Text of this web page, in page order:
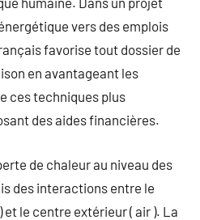
vers des emplois
favorise tout dossier de
en avantageant les
ces techniques plus
des aides financières.
de chaleur au niveau des
des interactions entre le
le centre extérieur ( air ). La